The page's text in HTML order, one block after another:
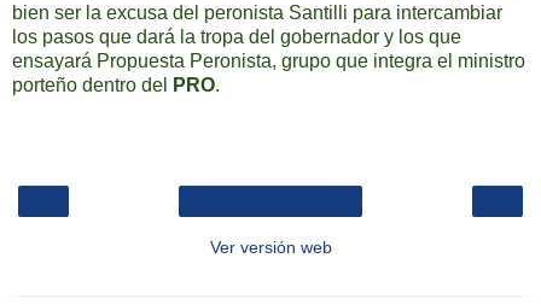
bien ser la excusa del peronista Santilli para intercambiar
los pasos que dará la tropa del gobernador y los que
ensayará Propuesta Peronista, grupo que integra el ministro
porteño dentro del
PRO.
Ver versión web